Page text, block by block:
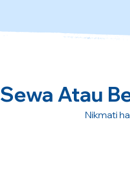
Sewa Atau
Nikmati